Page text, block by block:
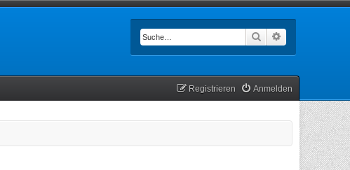
Suche
Anmelden
Registrieren